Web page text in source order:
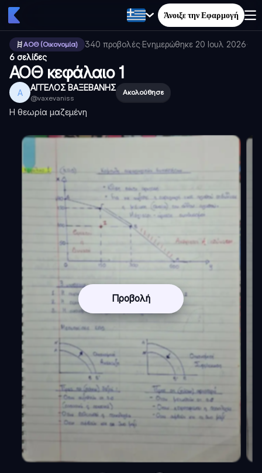
Άνοιξε την Εφαρμογή
ΑΟΘ (Οικονομία) 340 προβολές·Ενημερώθηκε 20 Ιουλ 2026·
6 σελίδες
ΑΟΘ κεφάλαιο 1
Α ΑΓΓΕΛΟΣ ΒΑΞΕΒΑΝΗΣ
@vaxevaniss
Ακολούθησε
Η θεωρία μαζεμένη
Προβολή